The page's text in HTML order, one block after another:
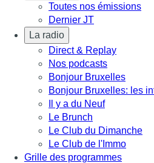
Toutes nos émissions
Dernier JT
La radio
Direct & Replay
Nos podcasts
Bonjour Bruxelles
Bonjour Bruxelles: les
Il y a du Neuf
Le Brunch
Le Club du Dimanche
Le Club de l'Immo
Grille des programmes